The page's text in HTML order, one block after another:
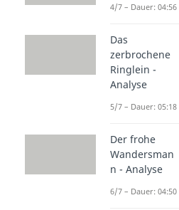
4/7 – Dauer: 04:56
Das
zerbrochene
Ringlein -
Analyse
5/7 – Dauer: 05:18
Der frohe
Wandersman
n - Analyse
6/7 – Dauer: 04:50